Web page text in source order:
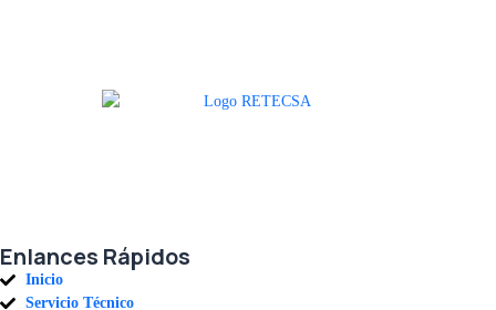
Enlances Rápidos
Inicio
Servicio Técnico